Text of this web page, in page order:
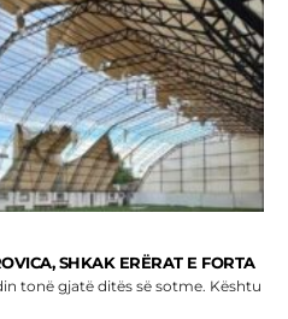
SHKAK ERËRAT E FORTA
gjatë ditës së sotme. Kështu